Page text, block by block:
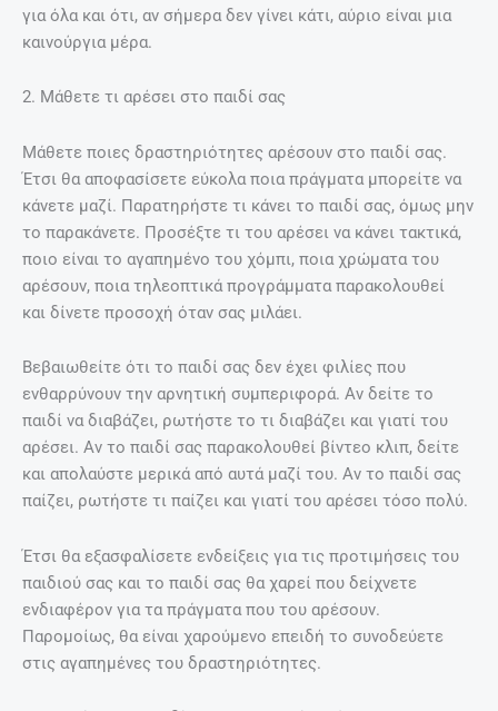
για όλα και ότι, αν σήμερα δεν γίνει κάτι, αύριο είναι μια
καινούργια μέρα.
2. Μάθετε τι αρέσει στο παιδί σας
Μάθετε ποιες δραστηριότητες αρέσουν στο παιδί σας.
Έτσι θα αποφασίσετε εύκολα ποια πράγματα μπορείτε να
κάνετε μαζί. Παρατηρήστε τι κάνει το παιδί σας, όμως μην
το παρακάνετε. Προσέξτε τι του αρέσει να κάνει τακτικά,
ποιο είναι το αγαπημένο του χόμπι, ποια χρώματα του
αρέσουν, ποια τηλεοπτικά προγράμματα παρακολουθεί
και δίνετε προσοχή όταν σας μιλάει.
Βεβαιωθείτε ότι το παιδί σας δεν έχει φιλίες που
ενθαρρύνουν την αρνητική συμπεριφορά. Αν δείτε το
παιδί να διαβάζει, ρωτήστε το τι διαβάζει και γιατί του
αρέσει. Αν το παιδί σας παρακολουθεί βίντεο κλιπ, δείτε
και απολαύστε μερικά από αυτά μαζί του. Αν το παιδί σας
παίζει, ρωτήστε τι παίζει και γιατί του αρέσει τόσο πολύ.
Έτσι θα εξασφαλίσετε ενδείξεις για τις προτιμήσεις του
παιδιού σας και το παιδί σας θα χαρεί που δείχνετε
ενδιαφέρον για τα πράγματα που του αρέσουν.
Παρομοίως, θα είναι χαρούμενο επειδή το συνοδεύετε
στις αγαπημένες του δραστηριότητες.